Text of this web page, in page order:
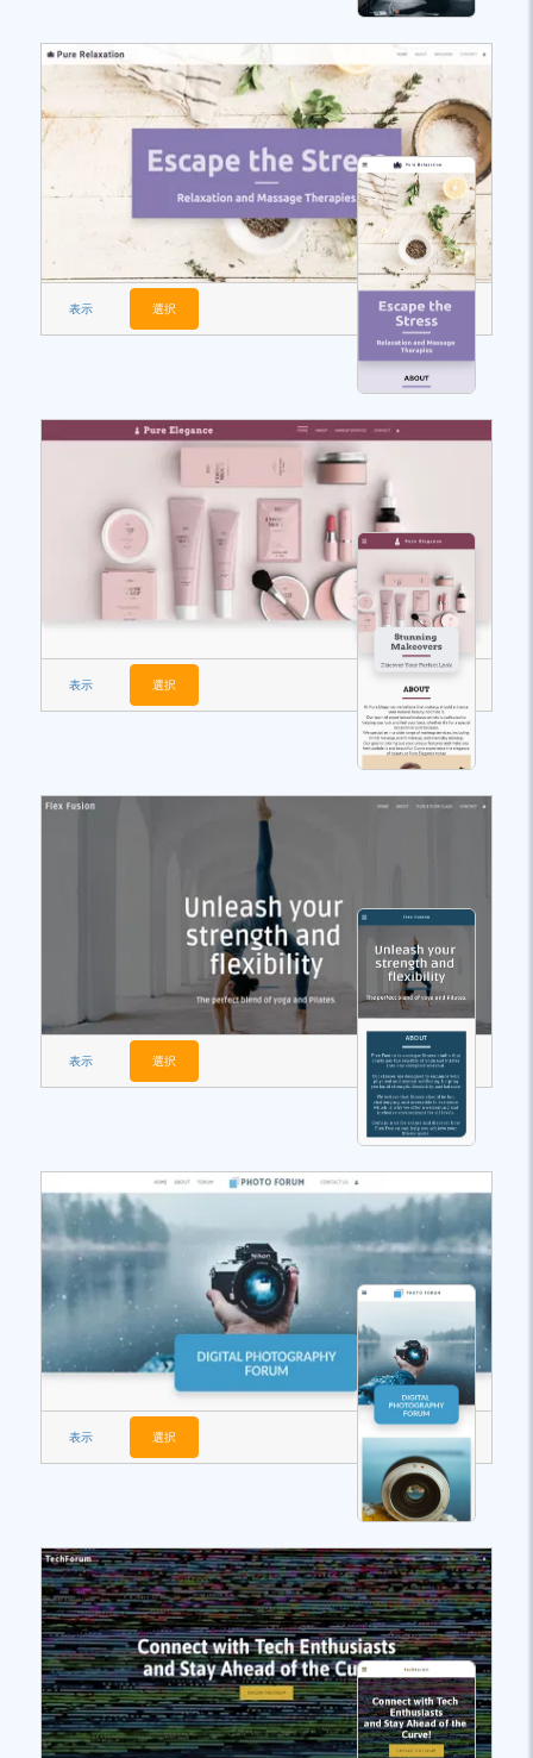
表示 選択
表示 選択
表示 選択
表示 選択